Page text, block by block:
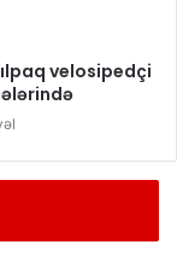
velosipedçi